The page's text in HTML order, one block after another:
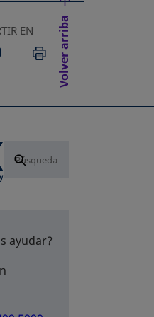
EN
EN UNA PESTAÑA
ABRE EN UNA
EMAILIMPRIMIR
Volver arriba
ayudar?